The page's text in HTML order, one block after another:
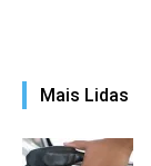
Mais Lidas